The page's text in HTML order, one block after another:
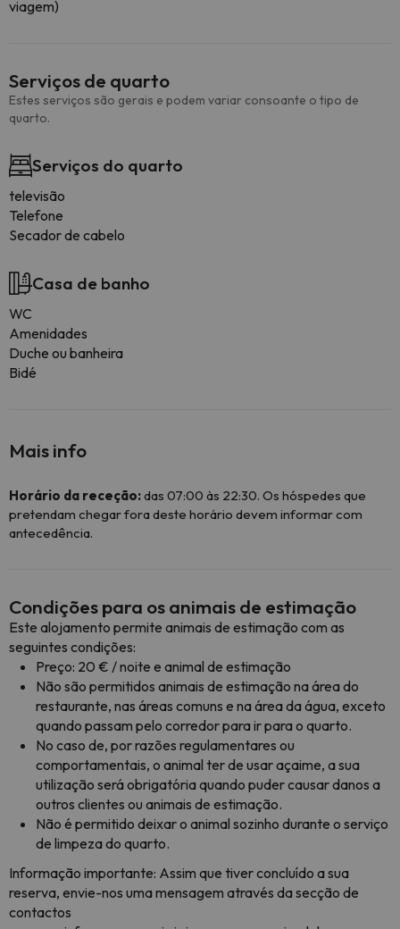
viagem)
Serviços de quarto
Estes serviços são gerais e podem variar consoante o tipo de
quarto.
Serviços do quarto
televisão
Telefone
Secador de cabelo
Casa de banho
WC
Amenidades
Duche ou banheira
Bidé
Mais info
Horário da receção:das 07:00 às 22:30. Os hóspedes que
pretendam chegar fora deste horário devem informar com
antecedência.
Condições para os animais de estimação
Este alojamento permite animais de estimação com as
seguintes condições:
Preço: 20 € / noite e animal de estimação
Não são permitidos animais de estimação na área do
restaurante, nas áreas comuns e na área da água, exceto
quando passam pelo corredor para ir para o quarto.
No caso de, por razões regulamentares ou
comportamentais, o animal ter de usar açaime, a sua
utilização será obrigatória quando puder causar danos a
outros clientes ou animais de estimação.
Não é permitido deixar o animal sozinho durante o serviço
de limpeza do quarto.
Informação importante: Assim que tiver concluído a sua
reserva, envie-nos uma mensagem através da secção de
contactos